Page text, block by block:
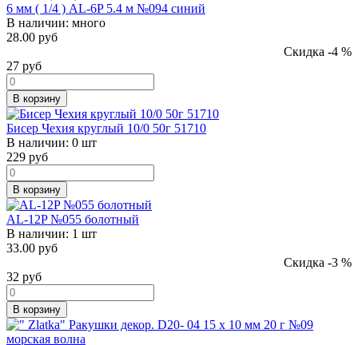
6 мм ( 1/4 ) AL-6P 5.4 м №094 синий
В наличии: много
28.00 руб
Скидка -4 %
27 руб
В корзину
Бисер Чехия круглый 10/0 50г 51710
В наличии: 0 шт
229 руб
В корзину
AL-12P №055 болотный
В наличии: 1 шт
33.00 руб
Скидка -3 %
32 руб
В корзину